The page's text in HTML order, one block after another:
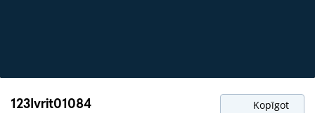
123Ivrit01084 Kopīgot